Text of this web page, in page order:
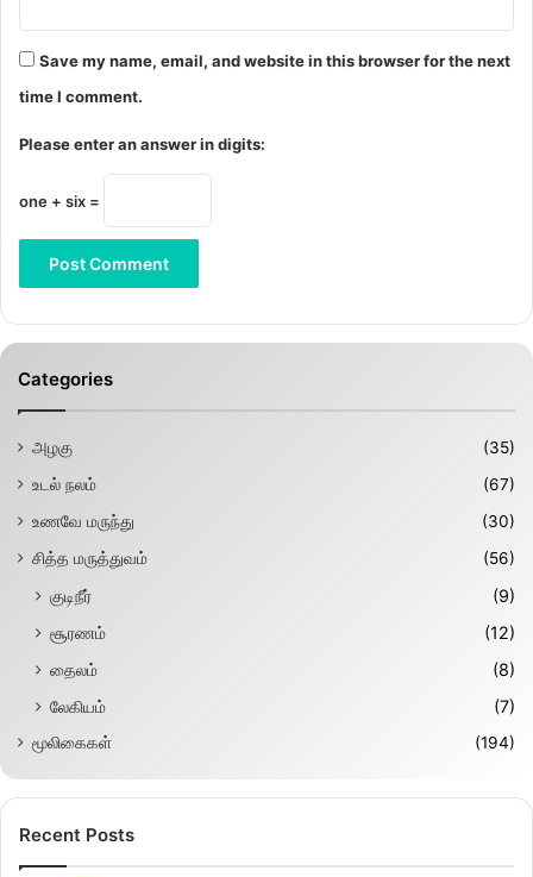
Save my name, email, and website in this browser for the next
time I comment.
Please enter an answer in digits:
one + six =
Categories
அழகு
(35)
உடல் நலம்
(67)
உணவே மருந்து
(30)
சித்த மருத்துவம்
(56)
குடிநீர்
(9)
சூரணம்
(12)
தைலம்
(8)
லேகியம்
(7)
மூலிகைகள் (194)
Recent Posts